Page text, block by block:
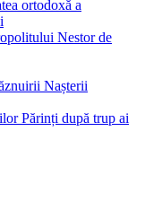
ortodoxă a
Nestor de
Nașterii
Părinți după trup ai